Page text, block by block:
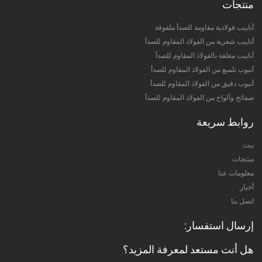
منتجات
أنابيب فولاذية مقاومة للصدأ ملفوفة
أنابيب شعرية من الفولاذ المقاوم للصدأ
أنابيب مغلفة بالفولاذ المقاوم للصدأ
أنبوب تلميع من الفولاذ المقاوم للصدأ
أنبوب دقيق من الفولاذ المقاوم للصدأ
صفائح وألواح من الفولاذ المقاوم للصدأ
روابط سريعة
بيت
منتجات
معلومات عنا
أخبار
اتصل بنا
إرسال استفسار:
هل أنت مستعد لمعرفة المزيد؟